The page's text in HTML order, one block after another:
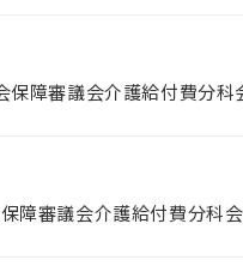
障審議会介護給付費分科
障審議会介護給付費分科